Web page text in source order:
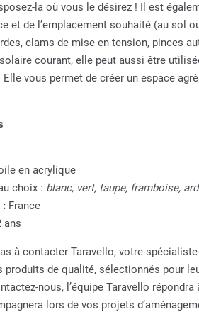
la où vous le désirez ! Il est
et de l’emplacement souhaité (au sol
clams de mise en tension, pinces
courant, elle peut aussi être
vous permet de créer un espace
en acrylique
choix : blanc, vert, taupe, framboise,
: France
ans
à contacter Taravello, votre
produits de qualité, sélectionnés pour
nous, l’équipe Taravello
lors de vos projets